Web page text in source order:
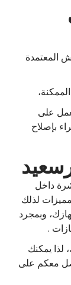
المعتمدة
على
بإصلاح
داخل
لذلك
وبمجرد
.
يمكنك
معكم على